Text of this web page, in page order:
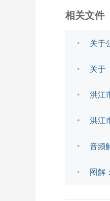
相关文件
关于
关于
洪江
洪江
音频
图解